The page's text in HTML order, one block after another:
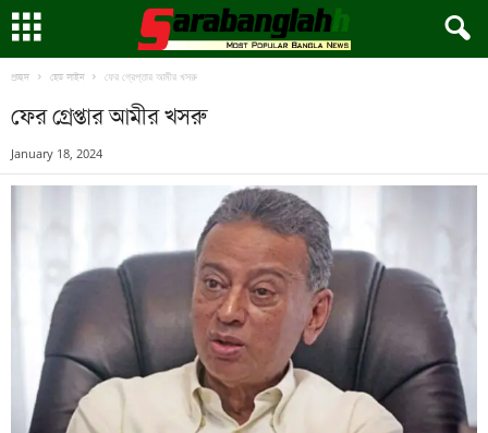
প্রচ্ছদ হেড লাইন ফের গ্রেপ্তার আমীর খসরু
ফের গ্রেপ্তার আমীর খসরু
January 18, 2024